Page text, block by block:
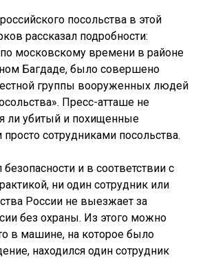
посольства в этой
рассказал подробности:
московскому времени в районе
Багдаде, было совершено
группы вооруженных людей
Пресс-атташе не
ли убитый и похищенные
сотрудниками посольства.
и в соответствии с
ни один сотрудник или
России не выезжает за
без охраны. Из этого можно
в машине, на которое было
находился один сотрудник